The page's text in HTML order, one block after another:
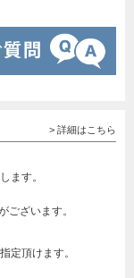
> 詳細はこちら
ます。
ざいます。
定頂けます。